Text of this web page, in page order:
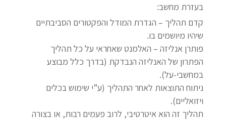
בעזרת מחשב:
קדם תהליך – הגדרת המודל והפקטורים הסביבתיים
שיהיו מיושמים בו.
פותרן אנליזה – האלמנט שאחראי על כל תהליך
הפתרון של האנליזה הנבדקת (בדרך כלל מבוצע
במחשבי-על).
ניתוח התוצאות לאחר התהליך (ע”י שימוש בכלים
ויזואליים).
תהליך זה הוא איטרטיבי, לרוב פעמים רבות, או בצורה